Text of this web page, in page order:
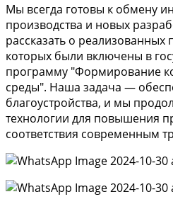
Мы всегда готовы к обмену
производства и новых
рассказать о реализованных
которых были включены в
программу "Формирование
среды". Наша задача —
благоустройства, и мы
технологии для повышения
соответствия современным